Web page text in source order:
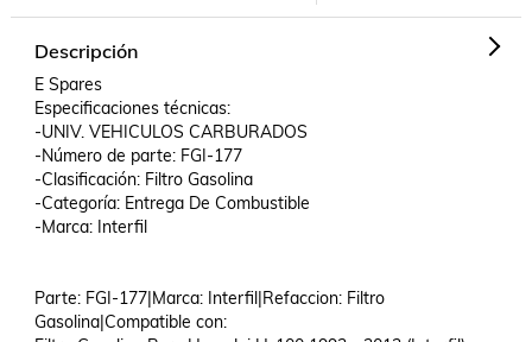
Descripción
E Spares
Especificaciones técnicas:
-UNIV. VEHICULOS CARBURADOS
-Número de parte: FGI-177
-Clasificación: Filtro Gasolina
-Categoría: Entrega De Combustible
-Marca: Interfil
Parte: FGI-177|Marca: Interfil|Refaccion: Filtro
Gasolina|Compatible con: